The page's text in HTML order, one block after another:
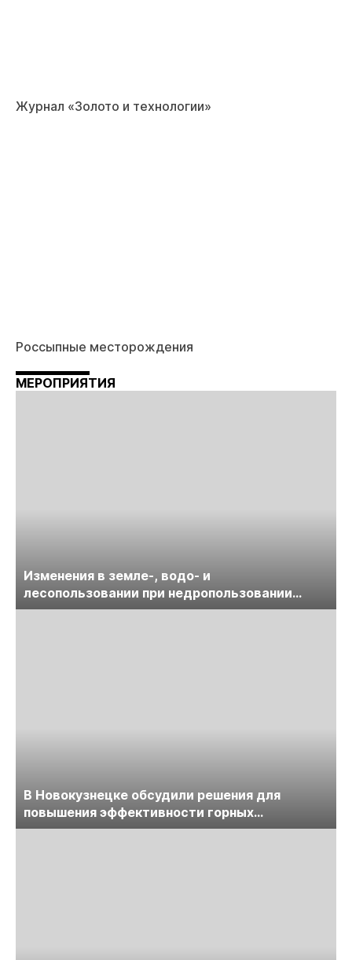
Журнал «Золото и технологии»
Россыпные месторождения
МЕРОПРИЯТИЯ
Изменения в земле-, водо- и
лесопользовании при недропользовании
обсудят на семинаре «ПравоТЭК»
В Новокузнецке обсудили решения для
повышения эффективности горных
предприятий